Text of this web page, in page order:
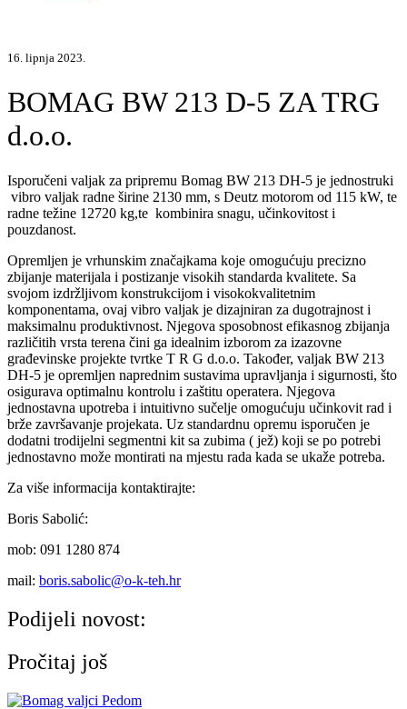
16. lipnja 2023.
BOMAG BW 213 D-5 ZA TRG
d.o.o.
Isporučeni valjak za pripremu Bomag BW 213 DH-5 je jednostruki
vibro valjak radne širine 2130 mm, s Deutz motorom od 115 kW, te
radne težine 12720 kg,te kombinira snagu, učinkovitost i
pouzdanost.
Opremljen je vrhunskim značajkama koje omogućuju precizno
zbijanje materijala i postizanje visokih standarda kvalitete. Sa
svojom izdržljivom konstrukcijom i visokokvalitetnim
komponentama, ovaj vibro valjak je dizajniran za dugotrajnost i
maksimalnu produktivnost. Njegova sposobnost efikasnog zbijanja
različitih vrsta terena čini ga idealnim izborom za izazovne
građevinske projekte tvrtke T R G d.o.o. Također, valjak BW 213
DH-5 je opremljen naprednim sustavima upravljanja i sigurnosti, što
osigurava optimalnu kontrolu i zaštitu operatera. Njegova
jednostavna upotreba i intuitivno sučelje omogućuju učinkovit rad i
brže završavanje projekata. Uz standardnu opremu isporučen je
dodatni trodijelni segmentni kit sa zubima ( jež) koji se po potrebi
jednostavno može montirati na mjestu rada kada se ukaže potreba.
Za više informacija kontaktirajte:
Boris Sabolić:
mob: 091 1280 874
mail: boris.sabolic@o-k-teh.hr
Podijeli novost:
Pročitaj još